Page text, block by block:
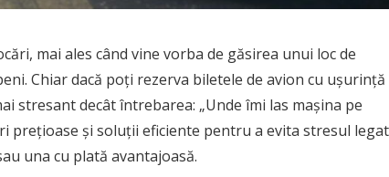
mai ales când vine vorba de găsirea unui loc de
Chiar dacă poți rezerva biletele de avion cu ușurință
stresant decât întrebarea: „Unde îmi las mașina pe
prețioase și soluții eficiente pentru a evita stresul legat
una cu plată avantajoasă.